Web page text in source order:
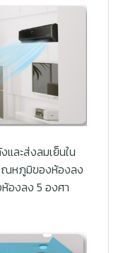
และส่งลมเย็นใน
ณหภูมิของห้องลง
องลง 5 องศา